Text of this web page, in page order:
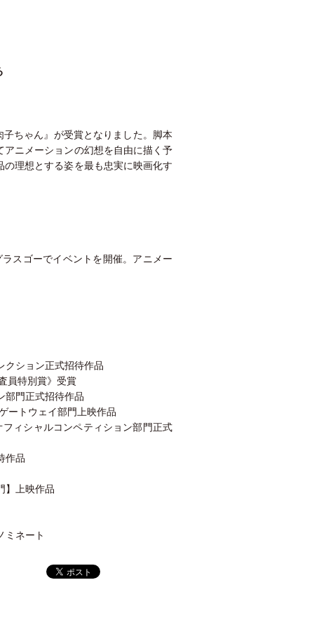
ちゃん』が受賞となりました。脚本
ニメーションの幻想を自由に描く予
理想とする姿を最も忠実に映画化す
スゴーでイベントを開催。アニメー
ション正式招待作品
員特別賞》受賞
門正式招待作品
ートウェイ部門上映作品
ィシャルコンペティション部門正式
作品
】上映作品
ネート